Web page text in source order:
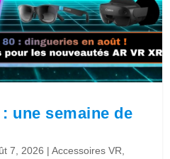
une semaine de
7, 2026 |Accessoires VR